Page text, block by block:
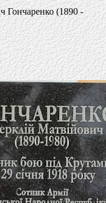
Гончаренко (1890 -